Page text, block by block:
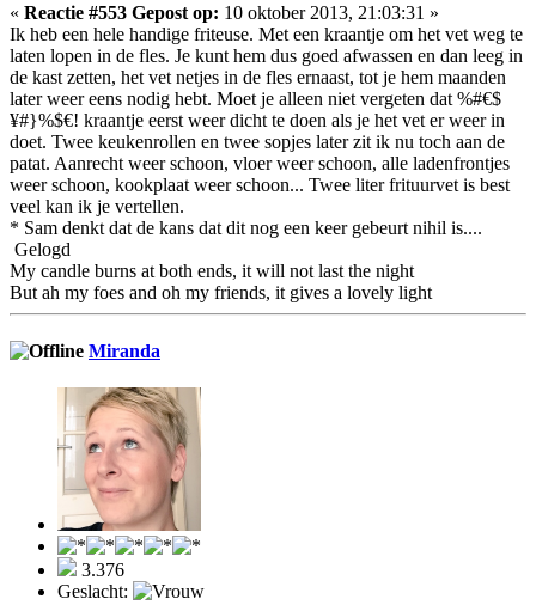
« Reactie #553 Gepost op: 10 oktober 2013, 21:03:31 »
Ik heb een hele handige friteuse. Met een kraantje om het vet weg te
laten lopen in de fles. Je kunt hem dus goed afwassen en dan leeg in
de kast zetten, het vet netjes in de fles ernaast, tot je hem maanden
later weer eens nodig hebt. Moet je alleen niet vergeten dat %#€$
¥#}%$€! kraantje eerst weer dicht te doen als je het vet er weer in
doet. Twee keukenrollen en twee sopjes later zit ik nu toch aan de
patat. Aanrecht weer schoon, vloer weer schoon, alle ladenfrontjes
weer schoon, kookplaat weer schoon... Twee liter frituurvet is best
veel kan ik je vertellen.
* Sam denkt dat de kans dat dit nog een keer gebeurt nihil is....
Gelogd
My candle burns at both ends, it will not last the night
But ah my foes and oh my friends, it gives a lovely light
Miranda
3.376
Geslacht: